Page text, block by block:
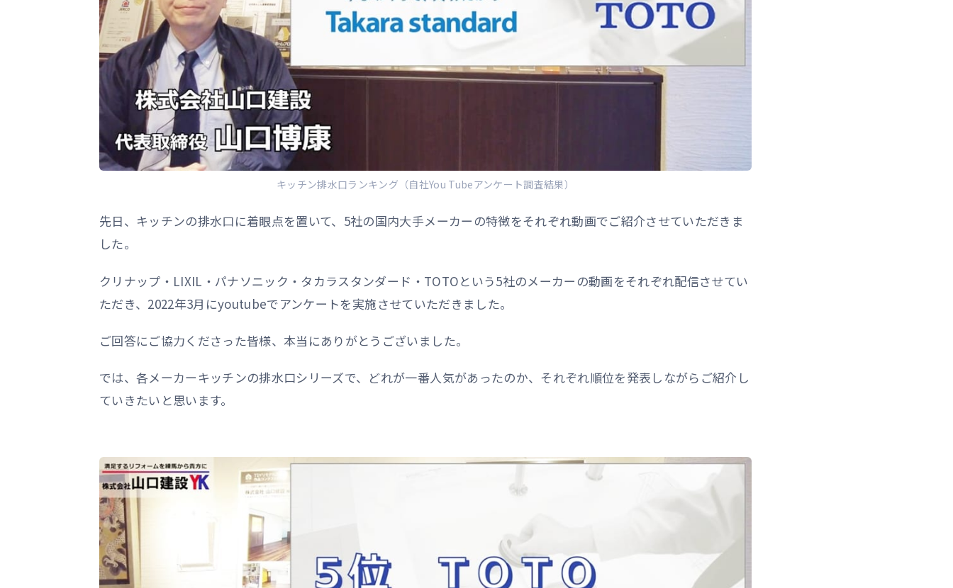
キッチン排水口ランキング（自社You Tubeアンケート調査結果）
先日、キッチンの排水口に着眼点を置いて、5社の国内大手メーカーの特徴をそれぞれ動画でご紹介させていただきま
した。
クリナップ・LIXIL・パナソニック・タカラスタンダード・TOTOという5社のメーカーの動画をそれぞれ配信させてい
ただき、2022年3月にyoutubeでアンケートを実施させていただきました。
ご回答にご協力くださった皆様、本当にありがとうございました。
では、各メーカーキッチンの排水口シリーズで、どれが一番人気があったのか、それぞれ順位を発表しながらご紹介し
ていきたいと思います。